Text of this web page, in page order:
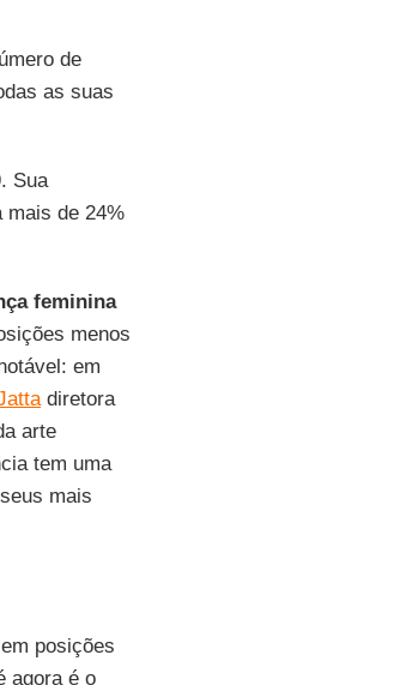
de
as suas
Sua
mais de 24%
feminina
menos
em
diretora
arte
tem uma
mais
posições
agora é o